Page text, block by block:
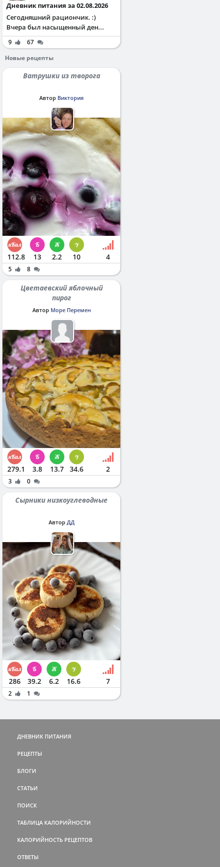
Дневник питания за 02.08.2026
Сегодняшний рациончик. :)
Вчера был насыщенный ден...
9
67
Новые рецепты
Ватрушки из творога
Автор Виктория
112.8 13 2.2 10 4
5 8
Цветаевский яблочный
пирог
Автор Море Перемен
279.1 3.8 13.7 34.6 2
3 0
Сырники низкоуглеводные
Автор ДД
286 39.2 6.2 16.6 7
2 1
ДНЕВНИК ПИТАНИЯ
РЕЦЕПТЫ
БЛОГИ
СТАТЬИ
ПОИСК
ТАБЛИЦА КАЛОРИЙНОСТИ
КАЛОРИЙНОСТЬ РЕЦЕПТОВ
ОТВЕТЫ